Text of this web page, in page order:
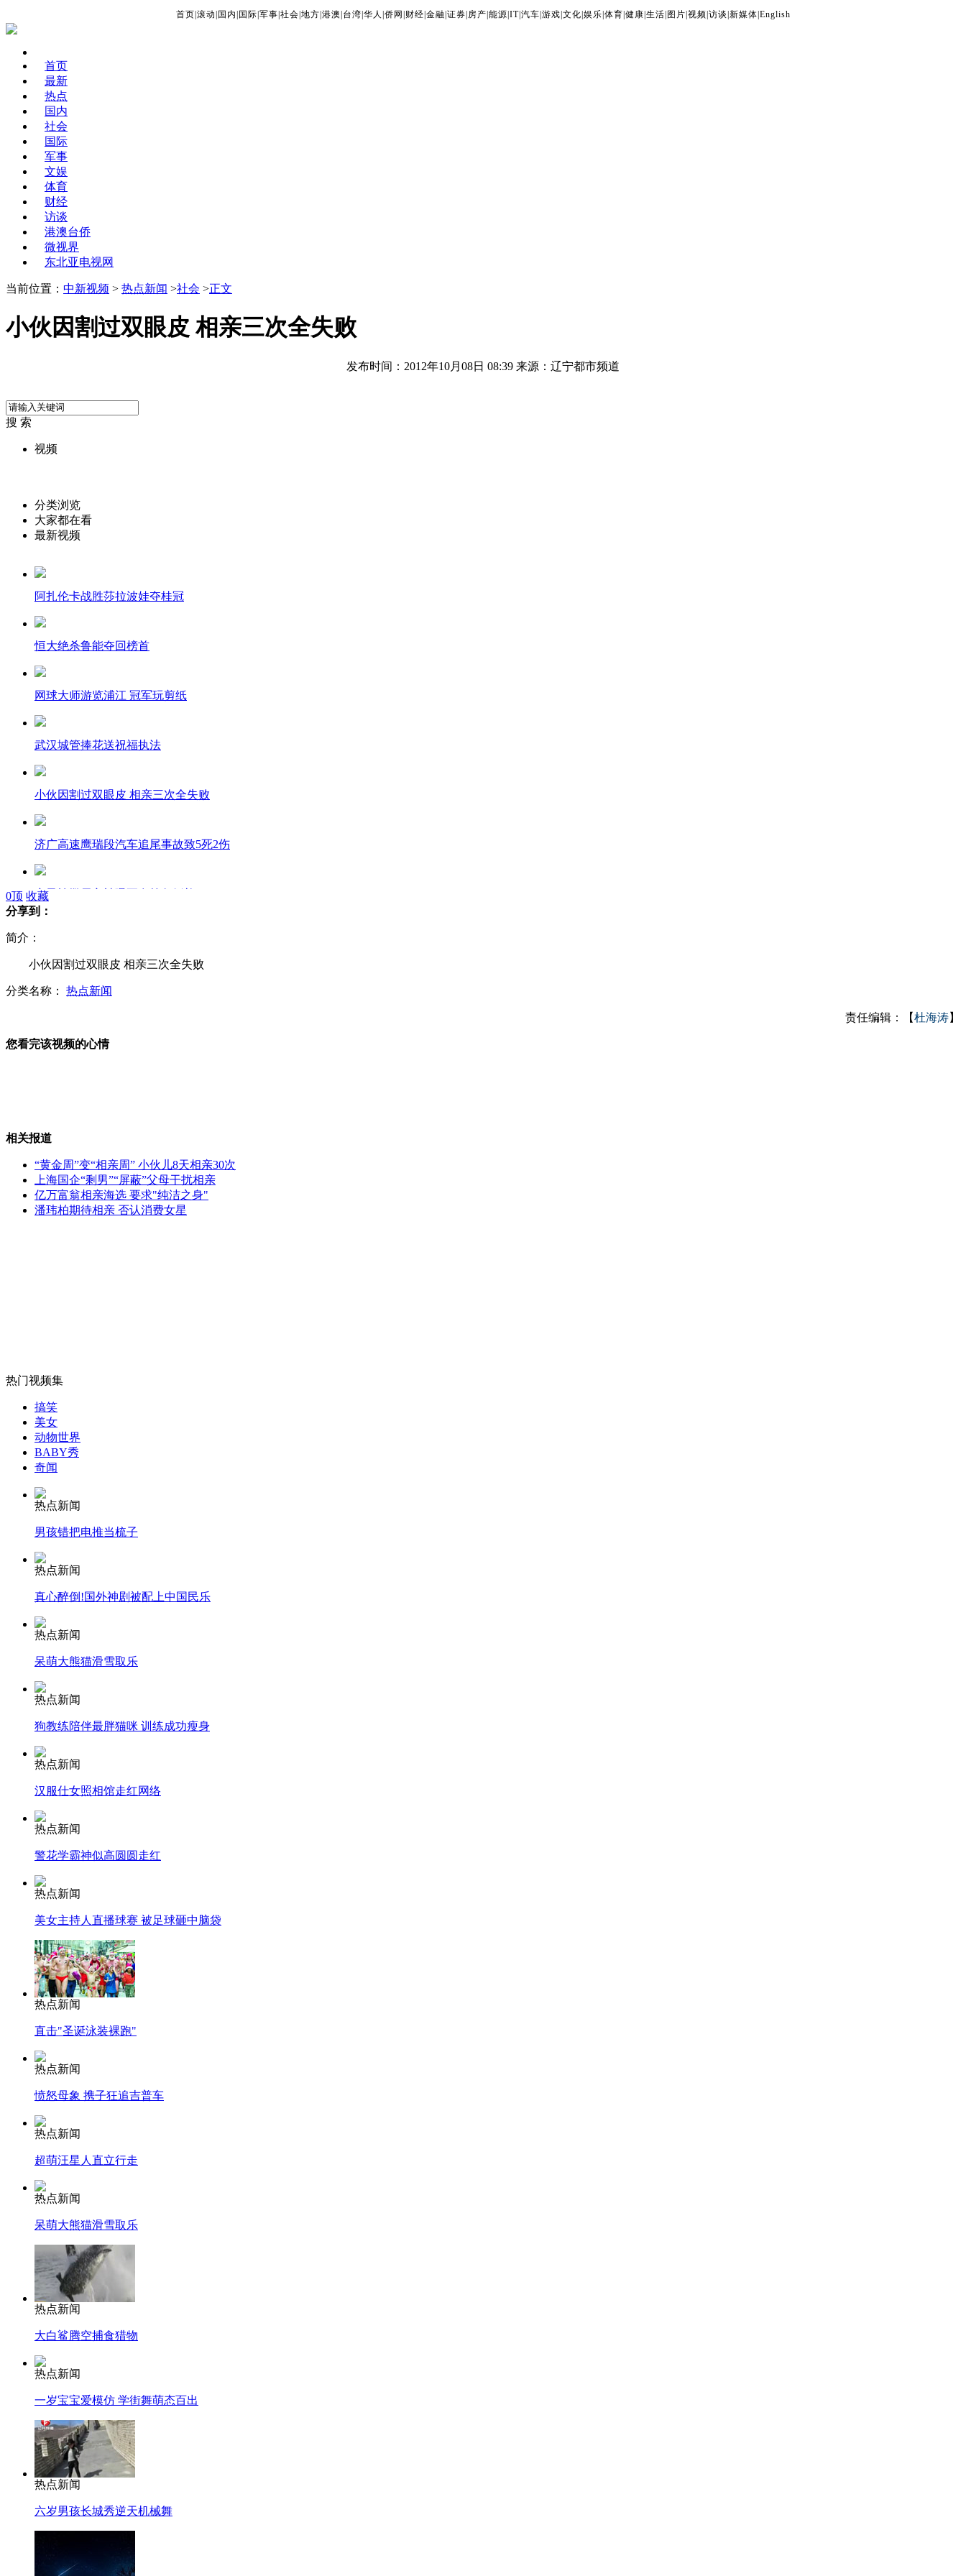
首页 滚动 国内 国际 军事 社会 地方 港澳 台湾 华人 侨网 财经 金融 证券 房产 能源 IT| 汽车 游戏 文化 娱乐 体育 健康 生活 图片 视频 访谈 新媒体 English
首页
最新
热点
国内
社会
国际
军事
文娱
体育
财经
访谈
港澳台侨
微视界
东北亚电视网
当前位置： 中新视频 > 热点新闻 >社会 >正文
小伙因割过双眼皮 相亲三次全失败
发布时间：2012年10月08日 08:39 来源：辽宁都市频道
搜 索
视频
分类浏览
大家都在看
最新视频
阿扎伦卡战胜莎拉波娃夺桂冠
恒大绝杀鲁能夺回榜首
网球大师游览浦江 冠军玩剪纸
武汉城管捧花送祝福执法
小伙因割过双眼皮 相亲三次全失败
济广高速鹰瑞段汽车追尾事故致5死2伤
章子怡撒贝宁被曝正在筹备婚礼
传罗琳将续写《哈利·波特》第8集
猴子出笼抢走游客iPhone4啃咬
猫头鹰幼崽互相拥抱为首飞“壮胆”
女孩北京地铁殴打老人 痛下狠手拳打脚踢
无痛分娩是否安全 医生回应
安徽一实载49人客车翻车
走！跟着总书记去植树
纽约上演“枕头大战”
0顶 收藏
分享到：
简介：
小伙因割过双眼皮 相亲三次全失败
分类名称： 热点新闻
责任编辑：【杜海涛】
您看完该视频的心情
相关报道
“黄金周”变“相亲周” 小伙儿8天相亲30次
上海国企“剩男”“屏蔽”父母干扰相亲
亿万富翁相亲海选 要求"纯洁之身"
潘玮柏期待相亲 否认消费女星
热门视频集
搞笑
美女
动物世界
BABY秀
奇闻
热点新闻
男孩错把电推当梳子
热点新闻
真心醉倒!国外神剧被配上中国民乐
热点新闻
呆萌大熊猫滑雪取乐
热点新闻
狗教练陪伴最胖猫咪 训练成功瘦身
热点新闻
汉服仕女照相馆走红网络
热点新闻
警花学霸神似高圆圆走红
热点新闻
美女主持人直播球赛 被足球砸中脑袋
热点新闻
直击"圣诞泳装裸跑"
热点新闻
愤怒母象 携子狂追吉普车
热点新闻
超萌汪星人直立行走
热点新闻
呆萌大熊猫滑雪取乐
热点新闻
大白鲨腾空捕食猎物
热点新闻
一岁宝宝爱模仿 学街舞萌态百出
热点新闻
六岁男孩长城秀逆天机械舞